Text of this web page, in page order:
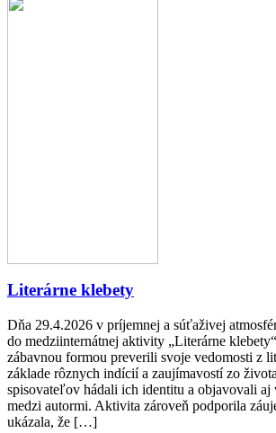
Literárne klebety
Dňa 29.4.2026 v príjemnej a súťaživej
do medziinternátnej aktivity „Literárne
zábavnou formou preverili svoje vedomosti z
základe rôznych indícií a zaujímavostí zo
spisovateľov hádali ich identitu a objavovali aj
medzi autormi. Aktivita zároveň podporila
ukázala, že […]